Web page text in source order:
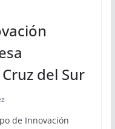
del Sur
de Innovación